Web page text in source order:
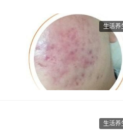
生活养
生活养